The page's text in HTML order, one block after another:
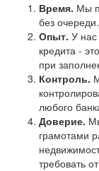
Время. Мы
без очереди.
Опыт. У нас
кредита -
при
Контроль.
любого
Доверие.
грамотами
требовать